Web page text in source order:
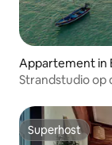
Appartement in
Strandstudio op
Superhost
Superhost